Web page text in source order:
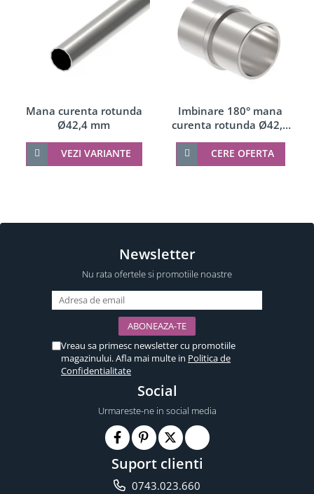
Mana curenta rotunda
Ø42,4 mm
VEZI VARIANTE
Imbinare 180° mana
curenta rotunda Ø42,4
CERE OFERTA
Newsletter
Nu rata ofertele si promotiile noastre
Vreau sa primesc newsletter cu promotiile
magazinului. Afla mai multe in Politica de
Confidentialitate
Social
Urmareste-ne in social media
Suport clienti
0743.023.660